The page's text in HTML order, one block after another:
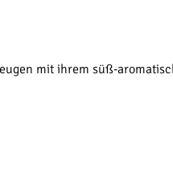
mit ihrem süß-